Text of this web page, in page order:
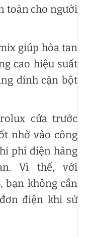
toàn cho người
giúp hòa tan
cao hiệu suất
dính cặn bột
cửa trước
nhờ vào công
phí điện hàng
Vì thế, với
bạn không cần
điện khi sử